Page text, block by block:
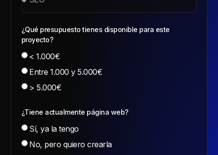
¿Qué presupuesto tienes disponible para este
proyecto?
< 1.000€
Entre 1.000 y 5.000€
> 5.000€
¿Tiene actualmente página web?
Sí, ya la tengo
No, pero quiero crearla